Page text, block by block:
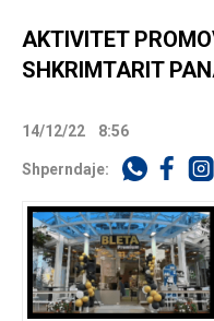
AKTIVITET
SHKRIMTARIT
14/12/22 8:56
Shperndaje: